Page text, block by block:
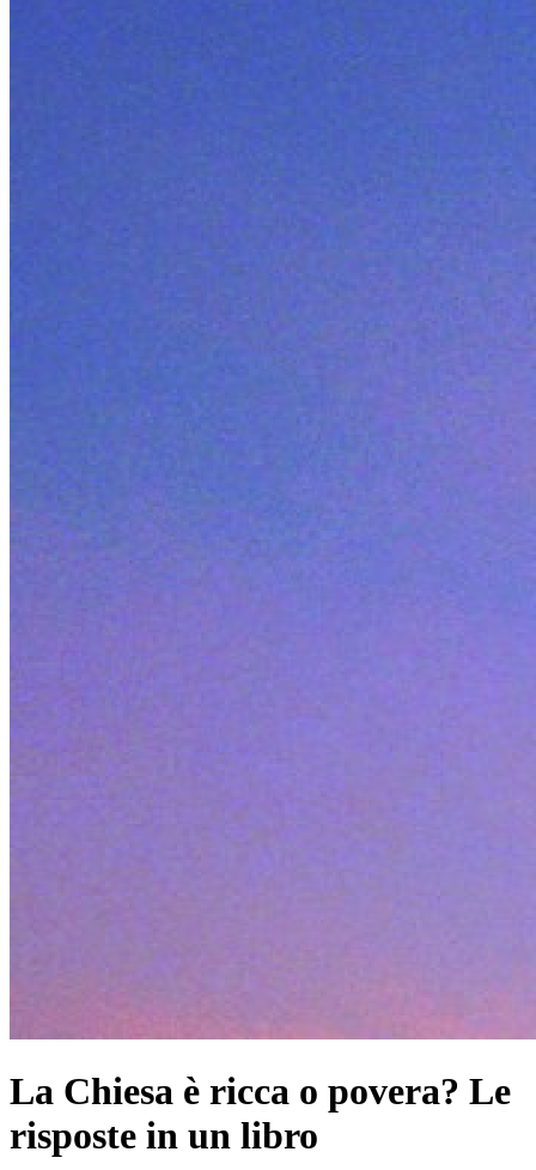
La Chiesa è ricca o povera? Le
risposte in un libro